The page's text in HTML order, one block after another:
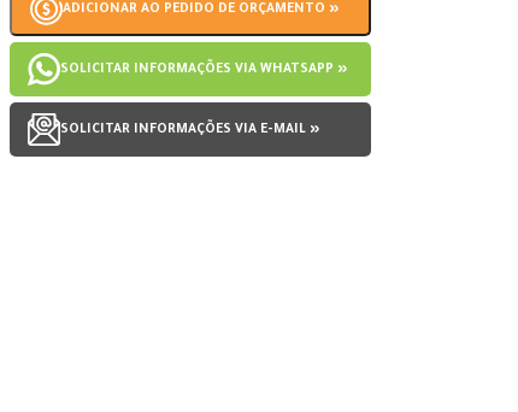
ADICIONAR AO PEDIDO DE ORÇAMENTO »
SOLICITAR INFORMAÇÕES VIA WHATSAPP »
SOLICITAR INFORMAÇÕES VIA E-MAIL »